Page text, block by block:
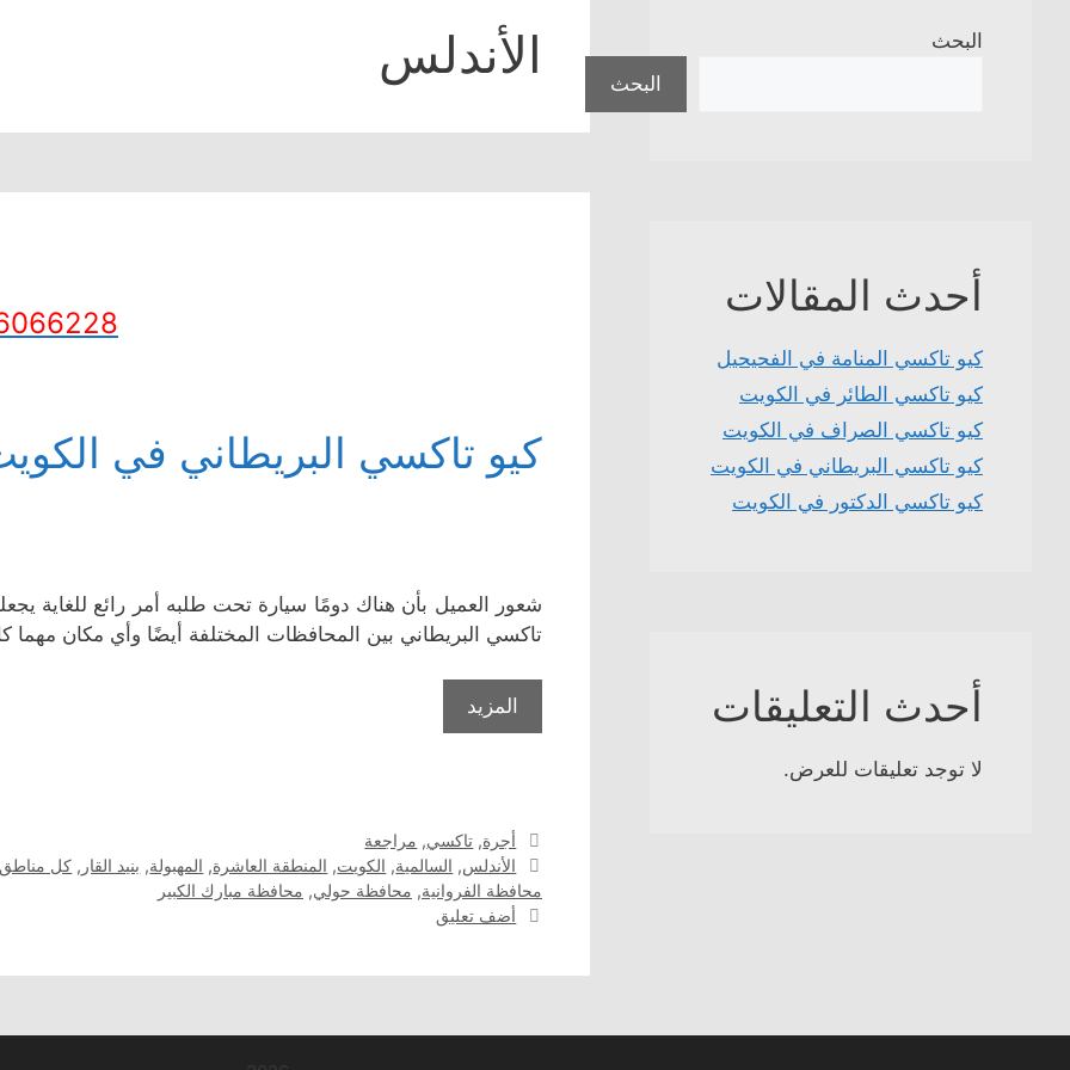
الأندلس
كيو تاكسي البريطاني في
شعور العميل بأن هناك دومًا سيارة تحت طلبه أمر رائع للغاية
تاكسي البريطاني بين المحافظات المختلفة أيضًا وأي مكان مهما
المزيد
التصنيفات
أجرة, تاكسي, مراجعة
الوسوم
الأندلس, السالمية, الكويت, المنطقة العاشرة, المهبولة, بنيد القار , كل
محافظة الفروانية, محافظة حولي, محافظة مبارك الكبير
أضف تعليق
البحث
البحث
أحدث المقالات
كيو تاكسي المنامة في الفحيحيل
كيو تاكسي الطائر في الكويت
كيو تاكسي الصراف في الكويت
كيو تاكسي البريطاني في الكويت
كيو تاكسي الدكتور في الكويت
أحدث التعليقات
لا توجد تعليقات للعرض.